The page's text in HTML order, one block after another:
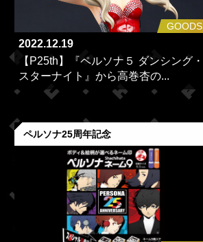
GOODS
2022.12.19
【P25th】『ペルソナ５ ダンシング・
スターナイト』から高巻杏の...
ペルソナ25周年記念